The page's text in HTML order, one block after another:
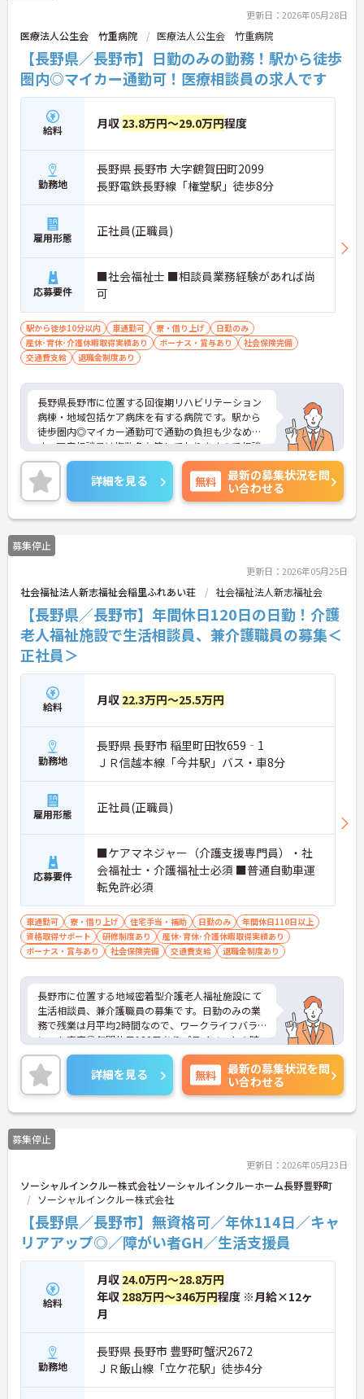
います。複数施設を経験することで培われるマネジ
メント視点は、将来的なエリアマネージャーへのキ
ャリアアップにも直結しており、最新の環境で専門
性を発揮したいプロフェッショナルの方にお勧めで
す。
★おすすめPOINT★
・広域支援員として複数のホームを巡るため、各ホ
ームのパートスタッフの教育やサポートにも携わる
ことができ、現場の介助業務にとどまらず、施設運
営や人材育成の視点を養うことで、将来のエリアマ
ネージャー候補としてのステップアップに直結しま
があり、20代から60代まで幅広い年代が活躍してい
ます。年間休日も114日確保されているため、無理
なく長期的なキャリアを築いていただけます。
・全施設がバリアフリー設計かつ最新設備を備えて
おり、清潔感にあふれた美しい環境です。ハード面
に加え、ソフト面でも「献立の事前決定・レシピ完
備」により現場の負担が大幅に軽減されています。
ご利用者様の安全性はもちろん、働くスタッフにと
っても身体的負担が少なく、高いモチベーションを
保って業務に集中できます。
更新日：2026年05月28日
医療法人公生会 竹重病院 医療法人公生会 竹重病院
【長野県／長野市】日勤のみの勤務！駅から徒歩
圏内◎マイカー通勤可！医療相談員の求人です
給料 月収 23.8万円～29.0万円程度
勤務地
長野県 長野市 大字鶴賀田町2099
長野電鉄長野線「権堂駅」徒歩8分
雇用形態 正社員(正職員)
応募要件
■社会福祉士 ■相談員業務経験があれば尚
可
駅から徒歩10分以内 車通勤可 寮・借り上げ
日勤のみ
産休･育休･介護休暇取得実績あり
ボーナス・賞与あり
社会保険完備
交通費支給
退職金制度あり
長野県長野市に位置する回復期リハビリテーション
病棟・地域包括ケア病床を有する病院です。駅から
徒歩圏内◎マイカー通勤可で通勤の負担も少なめで
す。医療相談員は複数名在籍しておりますので相談
もしやすい環境です。ご興味ある方には、面接対策
ポイントなど、さらに詳細をお話しいたしますので
お気軽にご相談ください！
詳細を見る 無料
最新の募集状況を問
い合わせる
募集停止
更新日：2026年05月25日
社会福祉法人新志福祉会稲里ふれあい荘 社会福祉法人新志福祉会
【長野県／長野市】年間休日120日の日勤！介護
老人福祉施設で生活相談員、兼介護職員の募集＜
正社員＞
給料 月収 22.3万円～25.5万円
勤務地
長野県 長野市 稲里町田牧659‐1
ＪＲ信越本線「今井駅」バス・車8分
雇用形態 正社員(正職員)
応募要件
■ケアマネジャー（介護支援専門員）・社
会福祉士・介護福祉士必須 ■普通自動車運
転免許必須
車通勤可 寮・借り上げ 住宅手当・補助 日勤のみ
年間休日110日以上
資格取得サポート
研修制度あり
産休･育休･介護休暇取得実績あり
ボーナス・賞与あり
社会保険完備 交通費支給 退職金制度あり
長野市に位置する地域密着型介護老人福祉施設にて
生活相談員、兼介護職員の募集です。日勤のみの業
務で残業は月平均2時間なので、ワークライフバラ
ンスも充実◎年間休日120日ありプライベートの時
間をしっかり確保できます♪育児休業・介護休業な
ど制度が整っており、育児や介護をしながらでも働
きやすい職場です！ご興味ある方は面接ポイントを
お伝えしますので、お気軽にご連絡ください。
詳細を見る 無料
最新の募集状況を問
い合わせる
募集停止
更新日：2026年05月23日
ソーシャルインクルー株式会社ソーシャルインクルーホーム長野豊野町
ソーシャルインクルー株式会社
【長野県／長野市】無資格可／年休114日／キャ
リアアップ◎／障がい者GH／生活支援員
給料
月収 24.0万円～28.8万円
年収 288万円～346万円程度 ※月給×12ヶ
月
勤務地
長野県 長野市 豊野町蟹沢2672
ＪＲ飯山線「立ケ花駅」徒歩4分